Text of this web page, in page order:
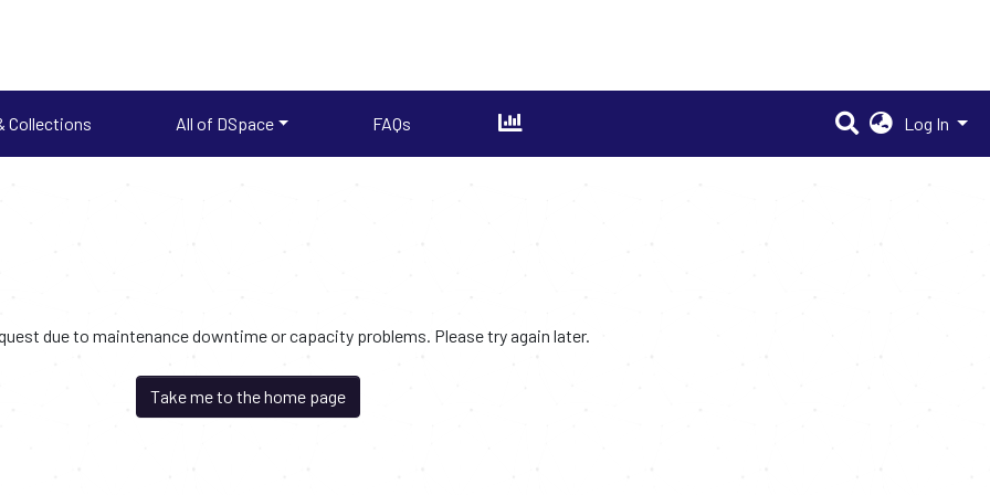
Collections All of DSpace FAQs Log In
due to maintenance downtime or capacity problems. Please try again later.
Take me to the home page